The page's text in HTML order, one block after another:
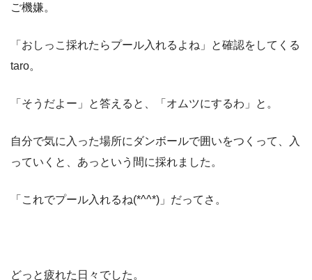
ご機嫌。
「おしっこ採れたらプール入れるよね」と確認をしてくる
taro。
「そうだよー」と答えると、「オムツにするわ」と。
自分で気に入った場所にダンボールで囲いをつくって、入
っていくと、あっという間に採れました。
「これでプール入れるね(*^^*)」だってさ。
どっと疲れた日々でした。